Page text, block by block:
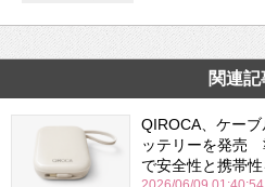
関連記
QIROCA、ケー
ッテリーを発売
で安全性と携帯